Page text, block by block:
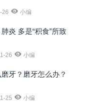
26 小编
炎 多是“积食”所致
26 小编
牙？磨牙怎么办？
25 小编